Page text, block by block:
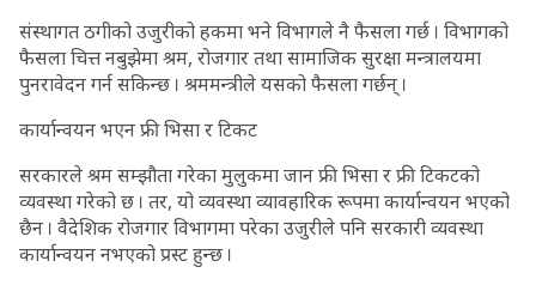
संस्थागत ठगीको उजुरीको हकमा भने विभागले नै फैसला गर्छ । विभागको
फैसला चित्त नबुझेमा श्रम, रोजगार तथा सामाजिक सुरक्षा मन्त्रालयमा
पुनरावेदन गर्न सकिन्छ । श्रममन्त्रीले यसको फैसला गर्छन् ।
कार्यान्वयन भएन फ्री भिसा र टिकट
सरकारले श्रम सम्झौता गरेका मुलुकमा जान फ्री भिसा र फ्री टिकटको
व्यवस्था गरेको छ । तर, यो व्यवस्था व्यावहारिक रूपमा कार्यान्वयन भएको
छैन । वैदेशिक रोजगार विभागमा परेका उजुरीले पनि सरकारी व्यवस्था
कार्यान्वयन नभएको प्रस्ट हुन्छ ।